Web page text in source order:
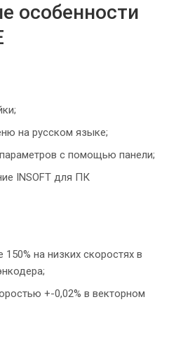
особенности
на русском языке;
с помощью панели;
INSOFT для ПК
на низких скоростях в
+-0,02% в векторном